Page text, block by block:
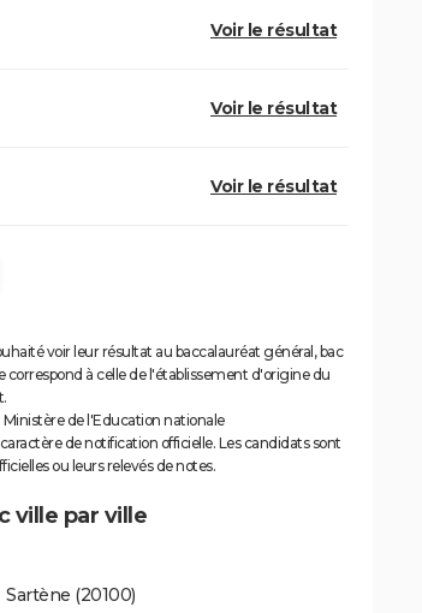
Voir le résultat
Voir le résultat
Voir le résultat
voir leur résultat au baccalauréat général, bac
correspond à celle de l'établissement d'origine du
de l'Education nationale
de notification officielle. Les candidats sont
ou leurs relevés de notes.
ville par ville
Sartène (20100)